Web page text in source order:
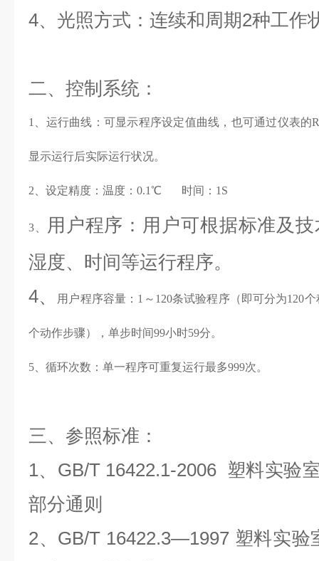
4、光照方式：连续和周期2种工作
二、控制系统：
1、运行曲线：可显示程序设定值曲线，也可通过仪表的
显示运行后实际运行状况。
2、设定精度：温度：0.1℃ 时间：1S
3、
用户程序：用户可根据标准及
湿度、时间等运行程序。
4、
用户程序容量：1～120条试验程序（即可分为120
个动作步骤），单步时间99小时59分。
5、循环次数：单一程序可重复运行最多999次。
三、参照标准：
1、GB/T 16422.1-2006 塑料实验
部分通则
2、GB/T 16422.3—1997 塑料实